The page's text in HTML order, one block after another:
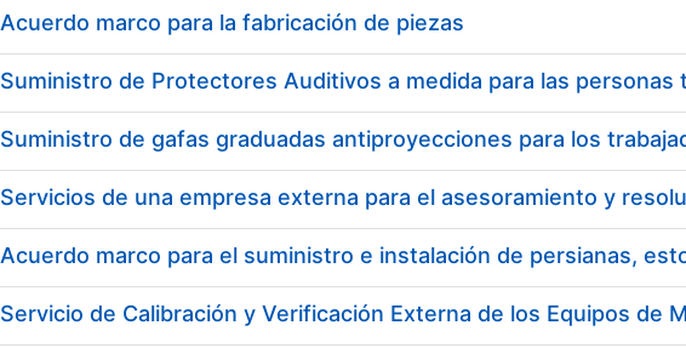
Show/Hide
Acuerdo marco para la fabricación de piezas
Acuerdo marco para el suministro e instalación de persianas,